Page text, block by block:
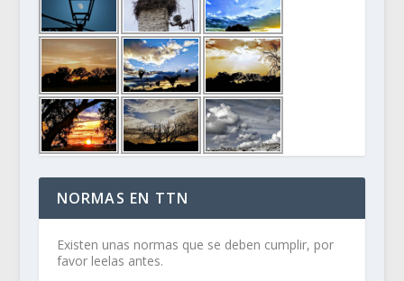
NORMAS EN TTN
Existen unas normas que se deben cumplir, por
favor leelas antes.